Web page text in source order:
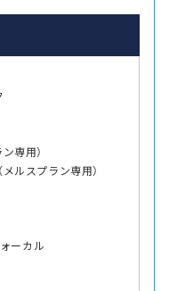
専用）
ルスプラン専用）
ーカル